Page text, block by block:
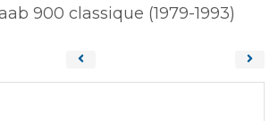
900 classique (1979-1993)